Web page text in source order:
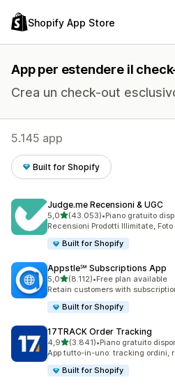
Shopify App Store
App per estendere il
Crea un check-out
5.145 app
Built for Shopify
Judge.me Recensioni & UGC
5,0stelle su 5
(43.053)
43053 recensioni totali
•Piano gratuito
Recensioni Prodotti Illimitate,
Built for Shopify
Appstle℠ Subscriptions App
5,0stelle su 5
(8.112)
8112 recensioni totali
•Free plan available
Retain customers with
Built for Shopify
17TRACK Order Tracking
4,9stelle su 5
(3.841)
3841 recensioni totali
•Piano gratuito
App tutto-in-uno: tracking ordini,
Built for Shopify